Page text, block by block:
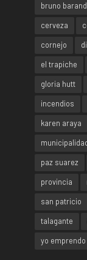
bruno
cerveza
cornejo
el trapiche
gloria hutt
incendios
karen araya
paz suarez
provincia
san patricio
talagante
yo